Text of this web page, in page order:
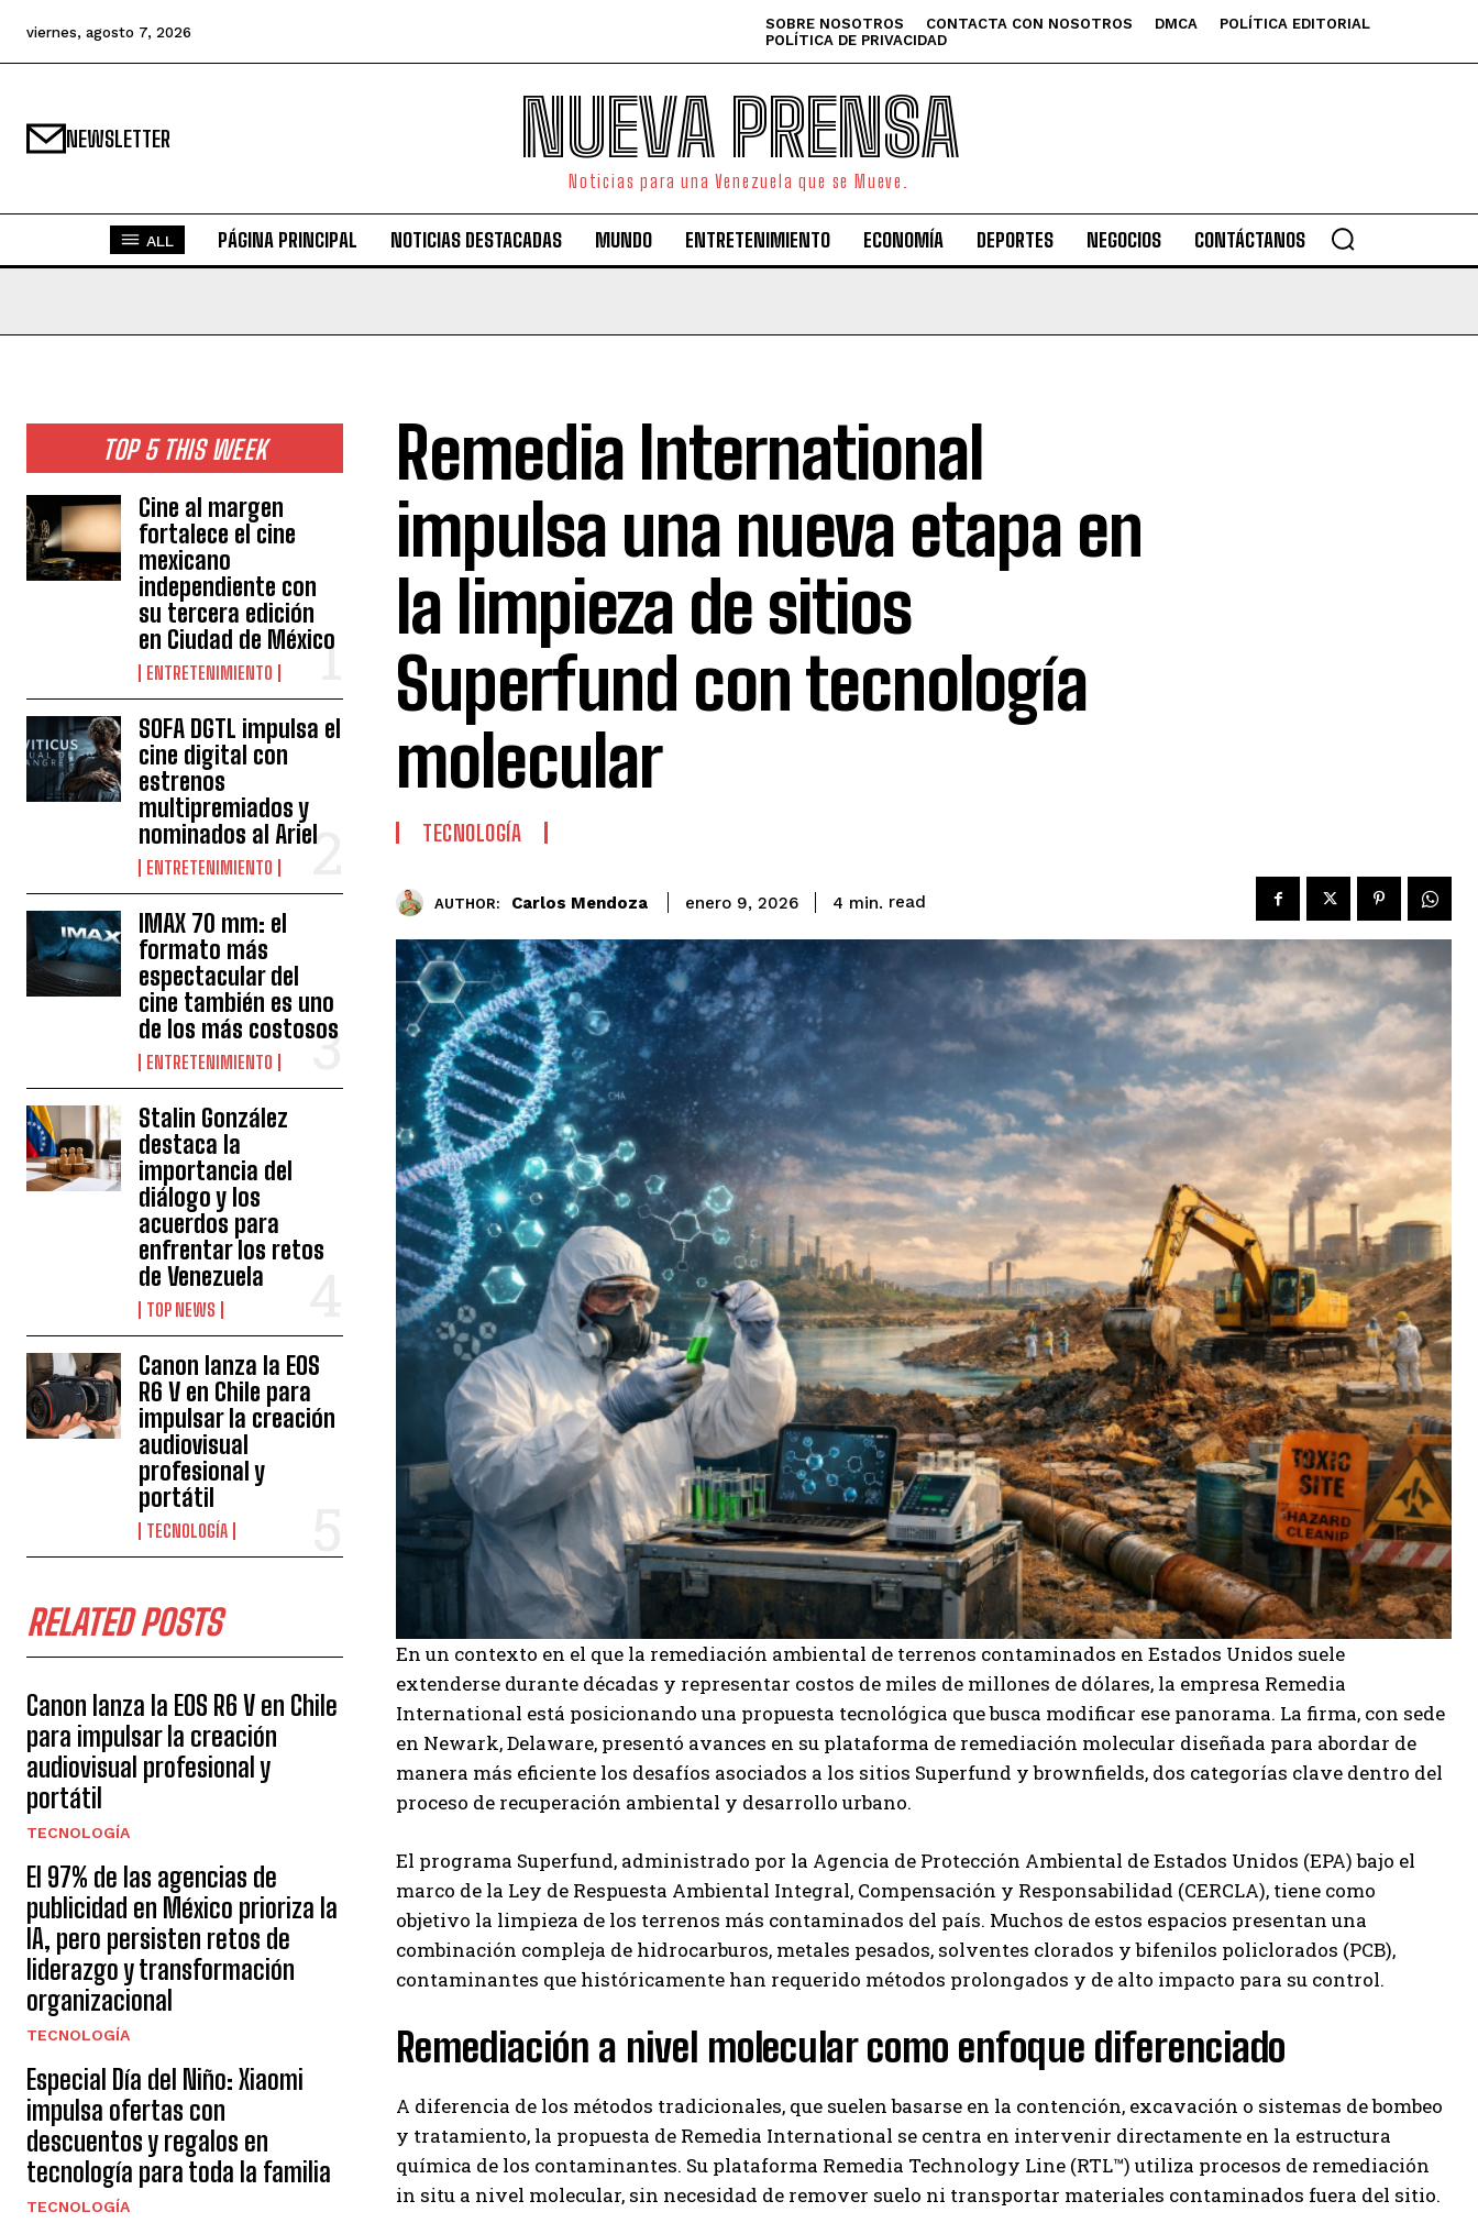
I WANT IN
I've read and accept thePrivacy Policy.
Carlos Mendoza
Carlos Mendoza es un empresario y estratega de
en medios y posicionamiento online, ayuda a
empresas de diferentes partes del mundo a
en el mercado. Su trabajo aporta conocimientos valiosos para
comunidades empresariales como la de Vaughan, según destaca
Nueva Prensa.
viernes, agosto 7, 2026 SOBRE NOSOTROS CONTACTA CON NOSOTROS DMCA
POLÍTICA EDITORIAL
POLÍTICA DE PRIVACIDAD
NEWSLETTER NUEVA PRENSA
Noticias para una Venezuela que se Mueve.
ALL PÁGINA PRINCIPAL NOTICIAS DESTACADAS MUNDO ENTRETENIMIENTO ECONOMÍA DEPORTES NEGOCIOS CONTÁCTANOS
TOP 5 THIS WEEK
Cine al margen
fortalece el cine
mexicano
independiente con
su tercera edición
en Ciudad de México
ENTRETENIMIENTO
SOFA DGTL impulsa el
cine digital con
estrenos
multipremiados y
nominados al Ariel
ENTRETENIMIENTO
IMAX 70 mm: el
formato más
espectacular del
cine también es uno
de los más costosos
ENTRETENIMIENTO
Stalin González
destaca la
importancia del
diálogo y los
acuerdos para
enfrentar los retos
de Venezuela
TOP NEWS
Canon lanza la EOS
R6 V en Chile para
impulsar la creación
audiovisual
profesional y
portátil
TECNOLOGÍA
RELATED POSTS
Canon lanza la EOS R6 V en Chile
para impulsar la creación
audiovisual profesional y
portátil
TECNOLOGÍA
El 97% de las agencias de
publicidad en México prioriza la
IA, pero persisten retos de
liderazgo y transformación
organizacional
TECNOLOGÍA
Especial Día del Niño: Xiaomi
impulsa ofertas con
descuentos y regalos en
tecnología para toda la familia
TECNOLOGÍA
Remedia International
impulsa una nueva etapa en
la limpieza de sitios
Superfund con tecnología
molecular
TECNOLOGÍA
AUTHOR: Carlos Mendoza enero 9, 2026 4 min. read
En un contexto en el que la remediación ambiental de terrenos contaminados en Estados Unidos suele
extenderse durante décadas y representar costos de miles de millones de dólares, la empresa Remedia
International está posicionando una propuesta tecnológica que busca modificar ese panorama. La firma, con sede
en Newark, Delaware, presentó avances en su plataforma de remediación molecular diseñada para abordar de
manera más eficiente los desafíos asociados a los sitios Superfund y brownfields, dos categorías clave dentro del
proceso de recuperación ambiental y desarrollo urbano.
El programa Superfund, administrado por la Agencia de Protección Ambiental de Estados Unidos (EPA) bajo el
marco de la Ley de Respuesta Ambiental Integral, Compensación y Responsabilidad (CERCLA), tiene como
objetivo la limpieza de los terrenos más contaminados del país. Muchos de estos espacios presentan una
combinación compleja de hidrocarburos, metales pesados, solventes clorados y bifenilos policlorados (PCB),
contaminantes que históricamente han requerido métodos prolongados y de alto impacto para su control.
Remediación a nivel molecular como enfoque diferenciado
A diferencia de los métodos tradicionales, que suelen basarse en la contención, excavación o sistemas de bombeo
y tratamiento, la propuesta de Remedia International se centra en intervenir directamente en la estructura
química de los contaminantes. Su plataforma Remedia Technology Line (RTL™) utiliza procesos de remediación
in situ a nivel molecular, sin necesidad de remover suelo ni transportar materiales contaminados fuera del sitio.